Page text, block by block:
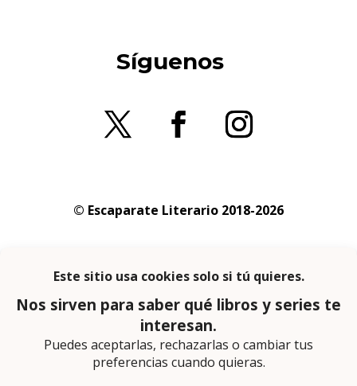
Síguenos
© Escaparate Literario 2018-2026
privacidad
En calidad de afiliado de Amazon obtengo
ingresos por las compras adscritas que